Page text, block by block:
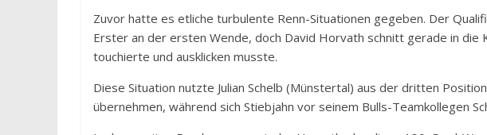
Zuvor hatte es etliche turbulente Renn-Situationen gegeben. Der
Erster an der ersten Wende, doch David Horvath schnitt gerade in die
touchierte und ausklicken musste.
Diese Situation nutzte Julian Schelb (Münstertal) aus der dritten
übernehmen, während sich Stiebjahn vor seinem Bulls-Teamkollegen